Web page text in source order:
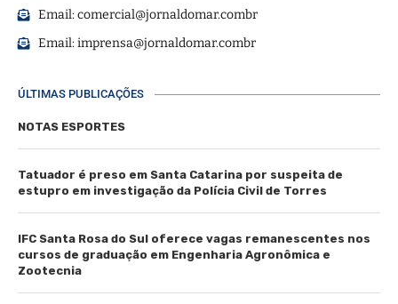
Email:comercial@jornaldomar.combr
Email:imprensa@jornaldomar.combr
ÚLTIMAS PUBLICAÇÕES
NOTAS ESPORTES
Tatuador é preso em Santa Catarina por suspeita de
estupro em investigação da Polícia Civil de Torres
IFC Santa Rosa do Sul oferece vagas remanescentes nos
cursos de graduação em Engenharia Agronômica e
Zootecnia